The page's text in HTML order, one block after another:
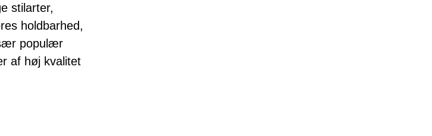
stilarter,
holdbarhed,
populær
af høj kvalitet